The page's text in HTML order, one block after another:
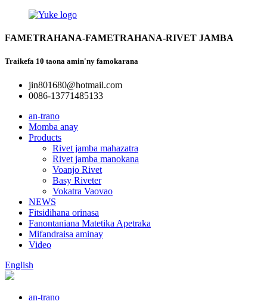
FAMETRAHANA-FAMETRAHANA-RIVET JAMBA
Traikefa 10 taona amin'ny famokarana
jin801680@hotmail.com
0086-13771485133
an-trano
Momba anay
Products
Rivet jamba mahazatra
Rivet jamba manokana
Voanjo Rivet
Basy Riveter
Vokatra Vaovao
NEWS
Fitsidihana orinasa
Fanontaniana Matetika Apetraka
Mifandraisa aminay
Video
English
an-trano